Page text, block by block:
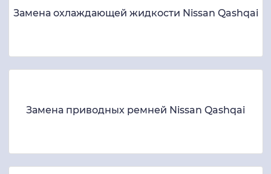
Замена охлаждающей жидкости Nissan Qashqai
Замена приводных ремней Nissan Qashqai